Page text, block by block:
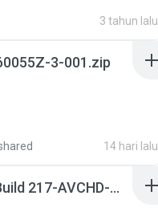
3 tahun lalu
3-001.zip
14 hari lalu
Sony Vegas Pro 8.0b Build 217-AVCHD-MPG-AC3 FIXED.7z